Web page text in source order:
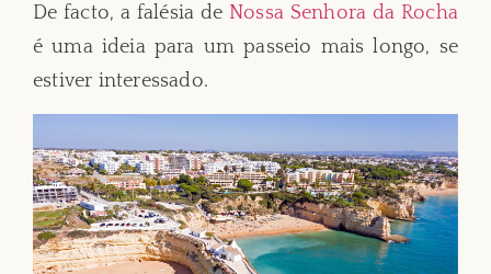
De facto, a falésia de Nossa Senhora da Rocha
é uma ideia para um passeio mais longo, se
estiver interessado.